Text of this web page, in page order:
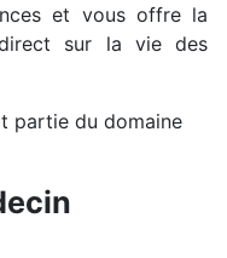
et vous offre la
sur la vie des
partie du domaine